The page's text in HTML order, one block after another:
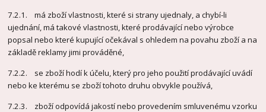
7.2.1. má zboží vlastnosti, které si strany ujednaly, a chybí-li
ujednání, má takové vlastnosti, které prodávající nebo výrobce
popsal nebo které kupující očekával s ohledem na povahu zboží a na
základě reklamy jimi prováděné,
7.2.2. se zboží hodí k účelu, který pro jeho použití prodávající uvádí
nebo ke kterému se zboží tohoto druhu obvykle používá,
7.2.3. zboží odpovídá jakostí nebo provedením smluvenému vzorku